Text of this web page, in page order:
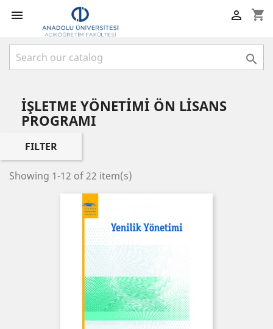
 shopping_cart


İŞLETME YÖNETİMİ ÖN LİSANS
PROGRAMI
FILTER
Showing 1-12 of 22 item(s)